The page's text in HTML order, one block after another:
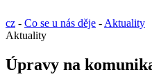
cz - Co se u nás děje - Aktuality
Aktuality
Úpravy na